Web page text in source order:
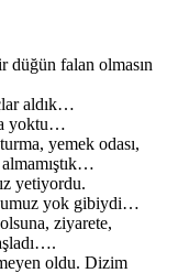
düğün falan olmasın
aldık…
yoktu…
yemek odası,
yetiyordu.
yok gibiydi…
ziyarete,
oldu. Dizim